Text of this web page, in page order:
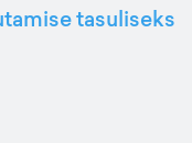
tasuliseks